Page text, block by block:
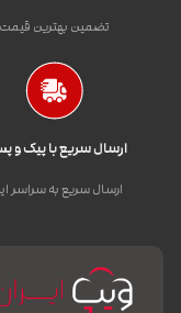
تضمین بهترین قیمت
ارسال سریع با پیک و
ارسال سریع به سراسر